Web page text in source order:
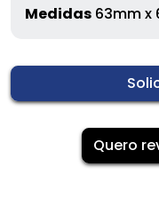
Medidas 63mm x
Quero